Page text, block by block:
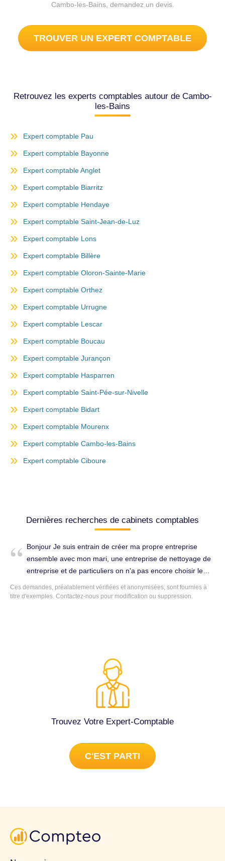
Cambo-les-Bains, demandez un devis.
TROUVER UN EXPERT COMPTABLE
Retrouvez les experts comptables autour de Cambo-
les-Bains
Expert comptable Pau
Expert comptable Bayonne
Expert comptable Anglet
Expert comptable Biarritz
Expert comptable Hendaye
Expert comptable Saint-Jean-de-Luz
Expert comptable Lons
Expert comptable Billère
Expert comptable Oloron-Sainte-Marie
Expert comptable Orthez
Expert comptable Urrugne
Expert comptable Lescar
Expert comptable Boucau
Expert comptable Jurançon
Expert comptable Hasparren
Expert comptable Saint-Pée-sur-Nivelle
Expert comptable Bidart
Expert comptable Mourenx
Expert comptable Cambo-les-Bains
Expert comptable Ciboure
Dernières recherches de cabinets comptables
Bonjour Je suis entrain de créer ma propre entreprise
ensemble avec mon mari, une entreprise de nettoyage de
entreprise et de particuliers on n'a pas encore choisir le
statut juridique. On n'y est suivi avec une conseiller pour le
création de l'entreprise, mais ont recherche un expert
Tenue complète de la comptabilité à Cambo-les-Bains
Ces demandes, préalablement vérifiées et anonymisées, sont fournies à
titre d'exemples. Contactez-nous pour modification ou suppression.
Trouvez Votre Expert-Comptable
C'EST PARTI